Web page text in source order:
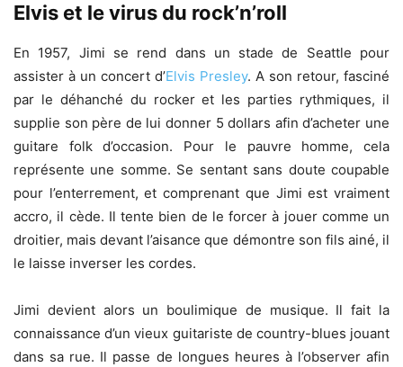
Elvis et le virus du rock’n’roll
En 1957, Jimi se rend dans un stade de Seattle pour
assister à un concert d’Elvis Presley. A son retour, fasciné
par le déhanché du rocker et les parties rythmiques, il
supplie son père de lui donner 5 dollars afin d’acheter une
guitare folk d’occasion. Pour le pauvre homme, cela
représente une somme. Se sentant sans doute coupable
pour l’enterrement, et comprenant que Jimi est vraiment
accro, il cède. Il tente bien de le forcer à jouer comme un
droitier, mais devant l’aisance que démontre son fils ainé, il
le laisse inverser les cordes.
Jimi devient alors un boulimique de musique. Il fait la
connaissance d’un vieux guitariste de country-blues jouant
dans sa rue. Il passe de longues heures à l’observer afin